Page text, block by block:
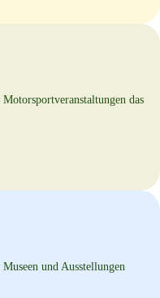
das
und Ausstellungen